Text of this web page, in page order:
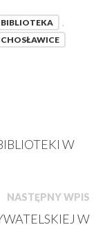
BIBLIOTEKA
,
W
NASTĘPNY WPIS
W